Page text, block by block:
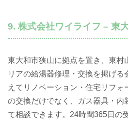
9. 株式会社ワイライフ – 東
東大和市狭山に拠点を置き、東村
リアの給湯器修理・交換を掲げる
えてリノベーション・住宅リフ
の交換だけでなく、ガス器具・内
て相談できます。24時間365日の